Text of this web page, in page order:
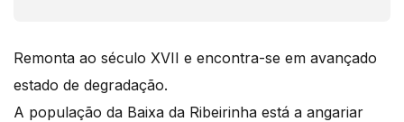
Remonta ao século XVII e encontra-se em avançado
estado de degradação.
A população da Baixa da Ribeirinha está a angariar